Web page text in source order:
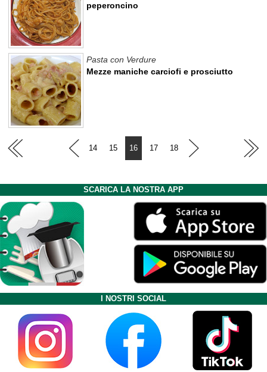
peperoncino
Mezze maniche carciofi e prosciutto
Pasta con Verdure
14 15 16 17 18
SCARICA LA NOSTRA APP
I NOSTRI SOCIAL